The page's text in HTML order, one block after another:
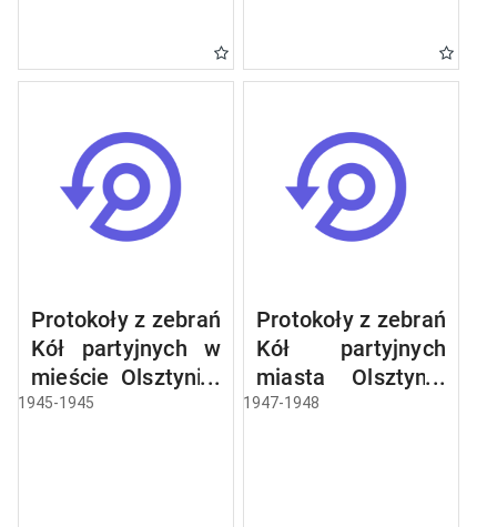
Protokoły z zebrań
Kół partyjnych w
mieście Olsztynie:
Centrala
1945-1945
Protokoły z zebrań
Kół partyjnych
miasta Olsztyna:
Centrala
1947-1948